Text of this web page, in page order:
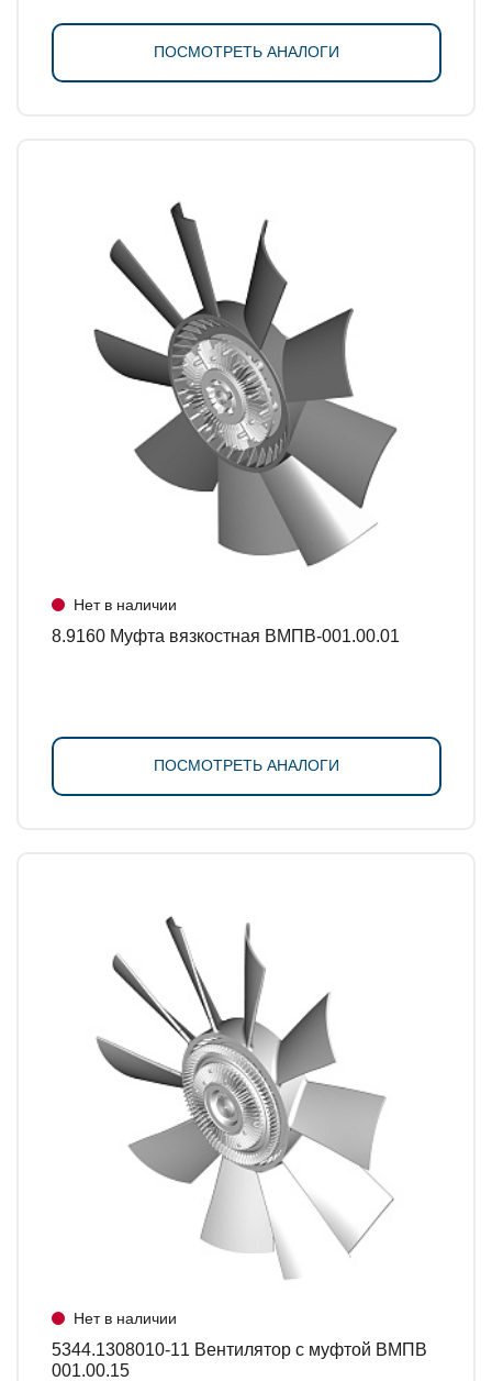
ПОСМОТРЕТЬ АНАЛОГИ
Нет в наличии
8.9160 Муфта вязкостная ВМПВ-001.00.01
ПОСМОТРЕТЬ АНАЛОГИ
Нет в наличии
5344.1308010-11 Вентилятор с муфтой ВМПВ
001.00.15